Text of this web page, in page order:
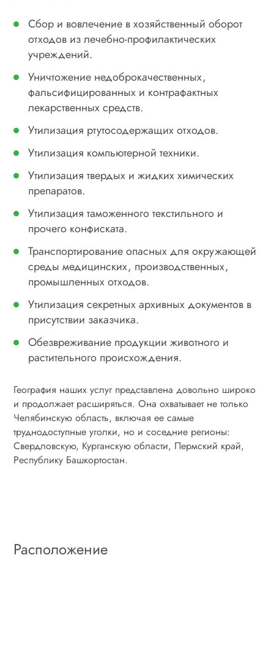
Сбор и вовлечение в хозяйственный оборот
отходов из лечебно-профилактических
учреждений.
Уничтожение недоброкачественных,
фальсифицированных и контрафактных
лекарственных средств.
Утилизация ртутосодержащих отходов.
Утилизация компьютерной техники.
Утилизация твердых и жидких химических
препаратов.
Утилизация таможенного текстильного и
прочего конфиската.
Транспортирование опасных для окружающей
среды медицинских, производственных,
промышленных отходов.
Утилизация секретных архивных документов в
присутствии заказчика.
Обезвреживание продукции животного и
растительного происхождения.
География наших услуг представлена довольно широко
и продолжает расширяться. Она охватывает не только
Челябинскую область, включая ее самые
труднодоступные уголки, но и соседние регионы:
Свердловскую, Курганскую области, Пермский край,
Республику Башкортостан.
Расположение